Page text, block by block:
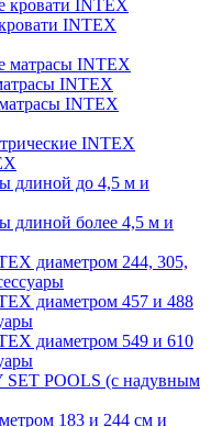
кровати INTEX
INTEX
матрасы INTEX
INTEX
INTEX
INTEX
длиной до 4,5 м и
длиной более 4,5 м и
диаметром 244, 305,
диаметром 457 и 488
диаметром 549 и 610
POOLS (с надувным
183 и 244 см и